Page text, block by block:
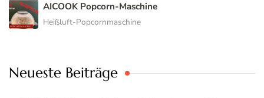
AICOOK Popcorn-Maschine
Heißluft-Popcornmaschine
Neueste Beiträge